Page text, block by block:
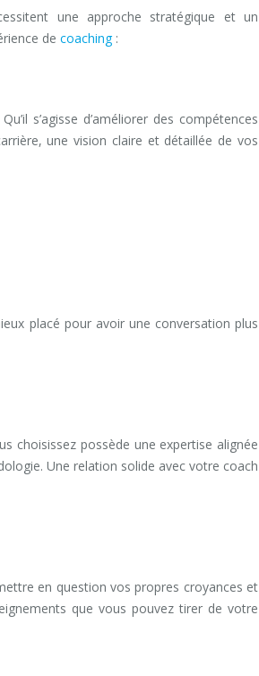
une approche stratégique et un
de coaching:
s’agisse d’améliorer des compétences
une vision claire et détaillée de vos
placé pour avoir une conversation plus
choisissez possède une expertise alignée
Une relation solide avec votre coach
en question vos propres croyances et
que vous pouvez tirer de votre